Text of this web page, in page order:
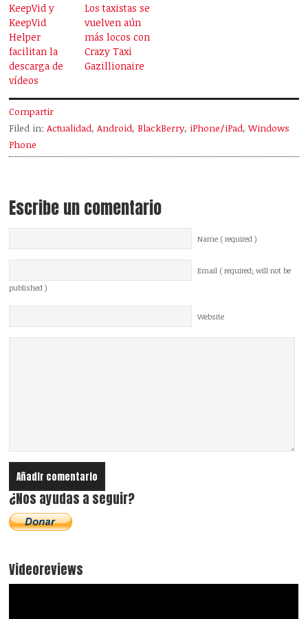
KeepVid y
KeepVid
Helper
facilitan la
descarga de
vídeos
Los taxistas se
vuelven aún
más locos con
Crazy Taxi
Gazillionaire
Compartir
Filed in:Actualidad,Android, BlackBerry, iPhone/iPad,Windows
Phone
Escribe un comentario
Name ( required )
Email ( required; will not be
published )
Website
¿Nos ayudas a seguir?
Videoreviews